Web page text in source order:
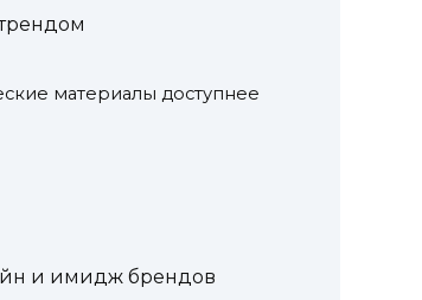
материалы доступнее
и имидж брендов